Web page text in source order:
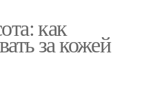
как
за кожей